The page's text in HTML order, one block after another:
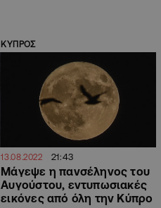
ΚΥΠΡΟΣ
13.08.2022 21:43
Μάγεψε η πανσέληνος του
Αυγούστου, εντυπωσιακές
εικόνες από όλη την Κύπρο